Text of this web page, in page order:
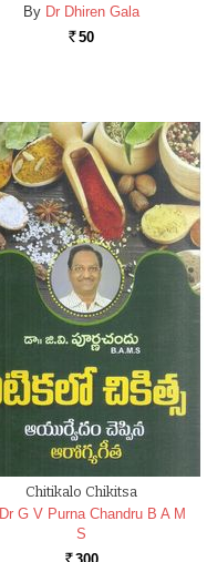
By Dr Dhiren Gala
Rs. 50
Chitikalo Chikitsa
Dr G V Purna Chandru B A M
S
Rs.